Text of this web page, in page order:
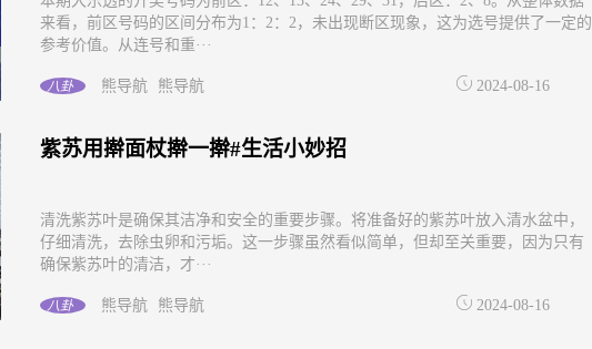
来看，前区号码的区间分布为1：2：2，未出现断区现象，这为选号提供了一定的
参考价值。从连号和重···
八卦 熊导航 熊导航 2024-08-16
紫苏用擀面杖擀一擀#生活小妙招
清洗紫苏叶是确保其洁净和安全的重要步骤。将准备好的紫苏叶放入清水盆中，
仔细清洗，去除虫卵和污垢。这一步骤虽然看似简单，但却至关重要，因为只有
确保紫苏叶的清洁，才···
八卦 熊导航 熊导航 2024-08-16